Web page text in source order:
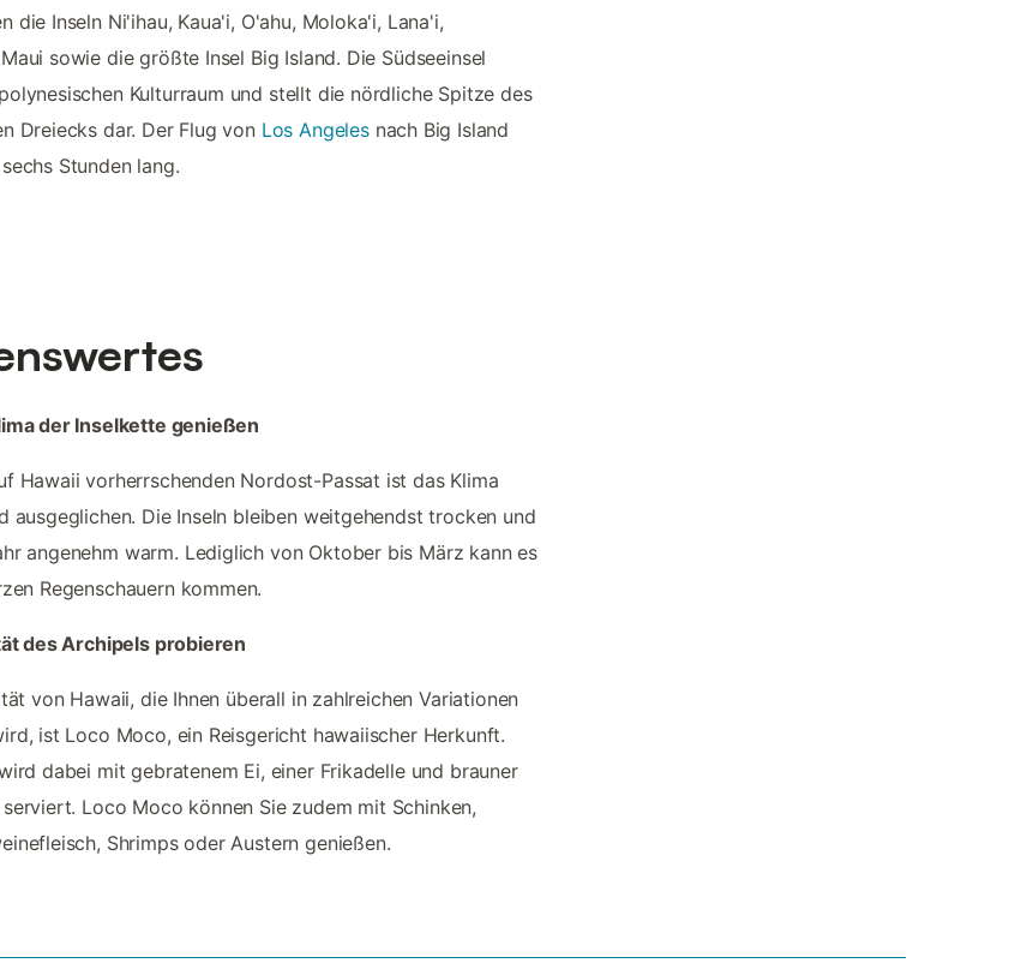
die Inseln Ni'ihau, Kaua'i, O'ahu, Moloka'i, Lana'i,
sowie die größte Insel Big Island. Die Südseeinsel
Kulturraum und stellt die nördliche Spitze des
Dreiecks dar. Der Flug von Los Angelesnach Big Island
Stunden lang.
der Inselkette genießen
Hawaii vorherrschenden Nordost-Passat ist das Klima
ausgeglichen. Die Inseln bleiben weitgehendst trocken und
angenehm warm. Lediglich von Oktober bis März kann es
Regenschauern kommen.
des Archipels probieren
von Hawaii, die Ihnen überall in zahlreichen Variationen
ist Loco Moco, ein Reisgericht hawaiischer Herkunft.
dabei mit gebratenem Ei, einer Frikadelle und brauner
serviert. Loco Moco können Sie zudem mit Schinken,
Shrimps oder Austern genießen.